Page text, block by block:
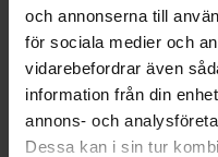
och annonserna till
för sociala medier och
vidarebefordrar även
information från din
annons- och
Dessa kan i sin tur
​Staffanstaven byggd på
Salomons Clickhandtag​
3 699KR